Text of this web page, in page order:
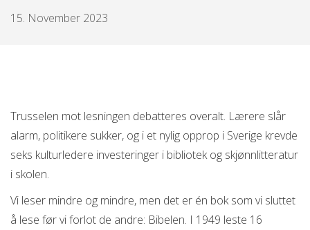
15. November 2023
Trusselen mot lesningen debatteres overalt. Lærere slår
alarm, politikere sukker, og i et nylig opprop i Sverige krevde
seks kulturledere investeringer i bibliotek og skjønnlitteratur
i skolen.
Vi leser mindre og mindre, men det er én bok som vi sluttet
å lese før vi forlot de andre: Bibelen. I 1949 leste 16